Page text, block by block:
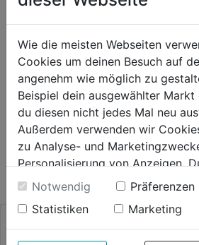
Herstellerinformationen
WEITERE PRODUKTE AUS
KATEGORIE
Wie die meisten Webseiten
Cookies um deinen Besuch auf
angenehm wie möglich zu
Beispiel dein ausgewählter
du diesen nicht jedes Mal neu
Außerdem verwenden wir
zu Analyse- und
Personalisierung von Anzeigen.
Einwilligung werden die Daten
unter anderem auch in den USA,
Durch Klick auf "Alle Cookies
der Verwendung aller Cookies
Notwendig
Präferenzen
Statistiken
Marketing